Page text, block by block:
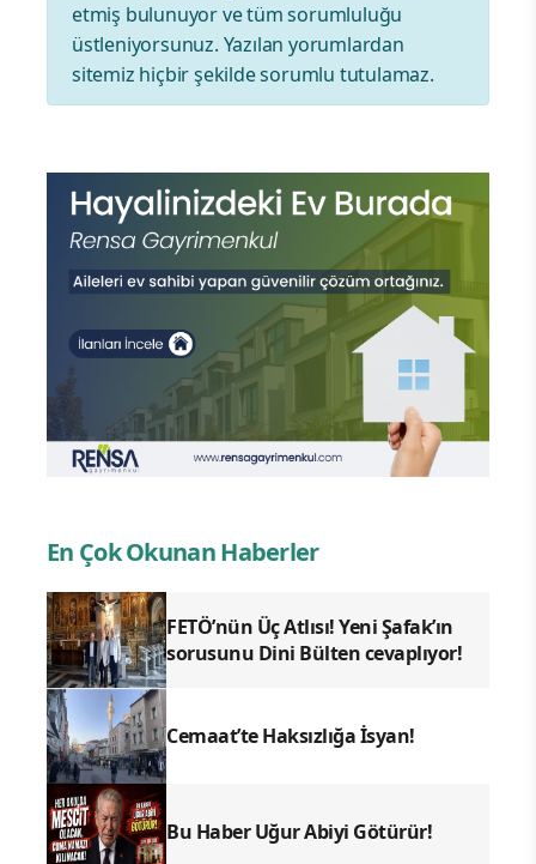
etmiş bulunuyor ve tüm sorumluluğu
üstleniyorsunuz. Yazılan yorumlardan
sitemiz hiçbir şekilde sorumlu tutulamaz.
En Çok Okunan Haberler
FETÖ’nün Üç Atlısı! Yeni Şafak’ın
sorusunu Dini Bülten cevaplıyor!